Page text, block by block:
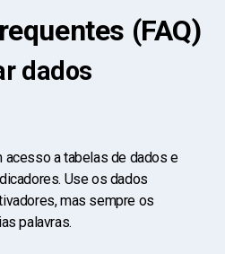
(FAQ)
dados
acesso a tabelas de dados e
Use os dados
mas sempre os
palavras.